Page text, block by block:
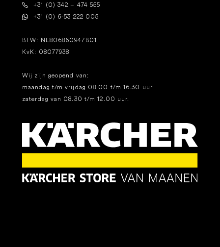
+31 (0) 342 – 474 555
+31 (0) 6-53 222 005
BTW: NL806860947B01
KvK: 08077938
Wij zijn geopend van:
maandag t/m vrijdag 08.00 t/m 16.30 uur
zaterdag van 08.30 t/m 12.00 uur.